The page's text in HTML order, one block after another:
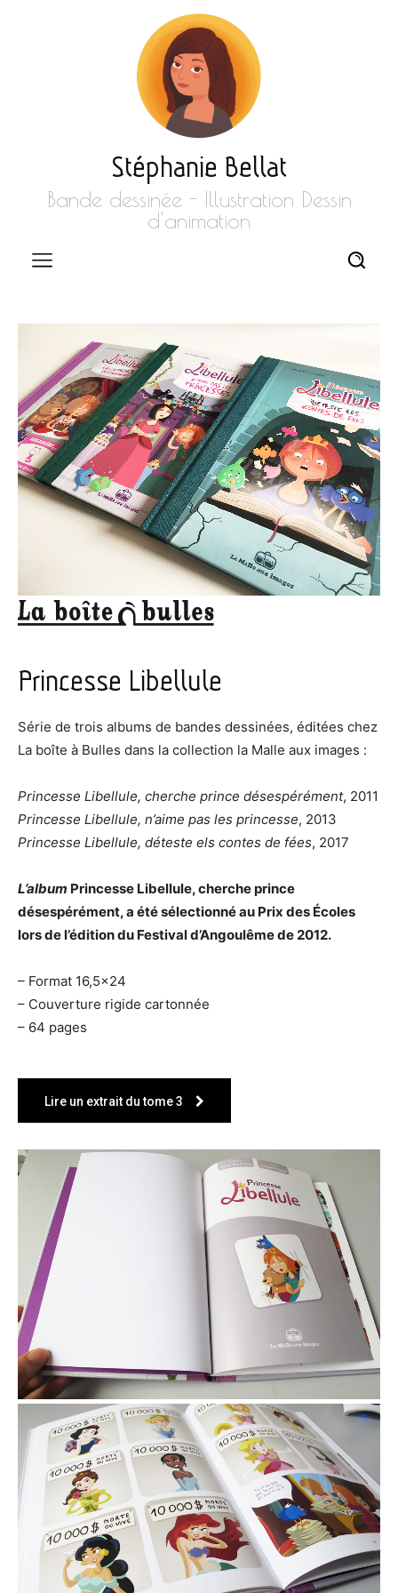
Stéphanie Bellat
Bande dessinée - Illustration Dessin
d'animation
Princesse Libellule
Série de trois albums de bandes dessinées, éditées chez
La boîte à Bulles dans la collection la Malle aux images :
Princesse Libellule, cherche prince désespérément, 2011
Princesse Libellule, n’aime pas les princesse, 2013
Princesse Libellule, déteste els contes de fées, 2017
L’album Princesse Libellule, cherche prince
désespérément, a été sélectionné au Prix des Écoles
lors de l’édition du Festival d’Angoulême de 2012.
– Format 16,5×24
– Couverture rigide cartonnée
– 64 pages
Lire un extrait du tome 3